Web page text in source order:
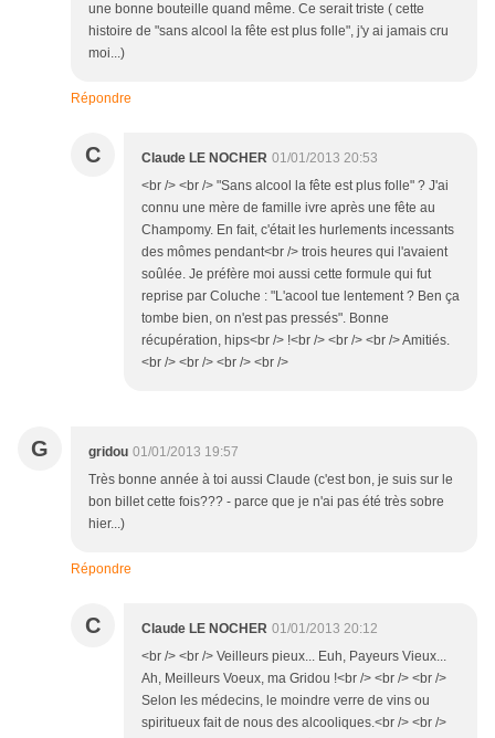
une bonne bouteille quand même. Ce serait triste ( cette
histoire de "sans alcool la fête est plus folle", j'y ai jamais cru
moi...)
Répondre
C Claude LE NOCHER 01/01/2013 20:53
<br /> <br /> "Sans alcool la fête est plus folle" ? J'ai
connu une mère de famille ivre après une fête au
Champomy. En fait, c'était les hurlements incessants
des mômes pendant<br /> trois heures qui l'avaient
soûlée. Je préfère moi aussi cette formule qui fut
reprise par Coluche : "L'acool tue lentement ? Ben ça
tombe bien, on n'est pas pressés". Bonne
récupération, hips<br /> !<br /> <br /> <br /> Amitiés.
<br /> <br /> <br /> <br />
G gridou 01/01/2013 19:57
Très bonne année à toi aussi Claude (c'est bon, je suis sur le
bon billet cette fois??? - parce que je n'ai pas été très sobre
hier...)
Répondre
C Claude LE NOCHER 01/01/2013 20:12
<br /> <br /> Veilleurs pieux... Euh, Payeurs Vieux...
Ah, Meilleurs Voeux, ma Gridou !<br /> <br /> <br />
Selon les médecins, le moindre verre de vins ou
spiritueux fait de nous des alcooliques.<br /> <br />